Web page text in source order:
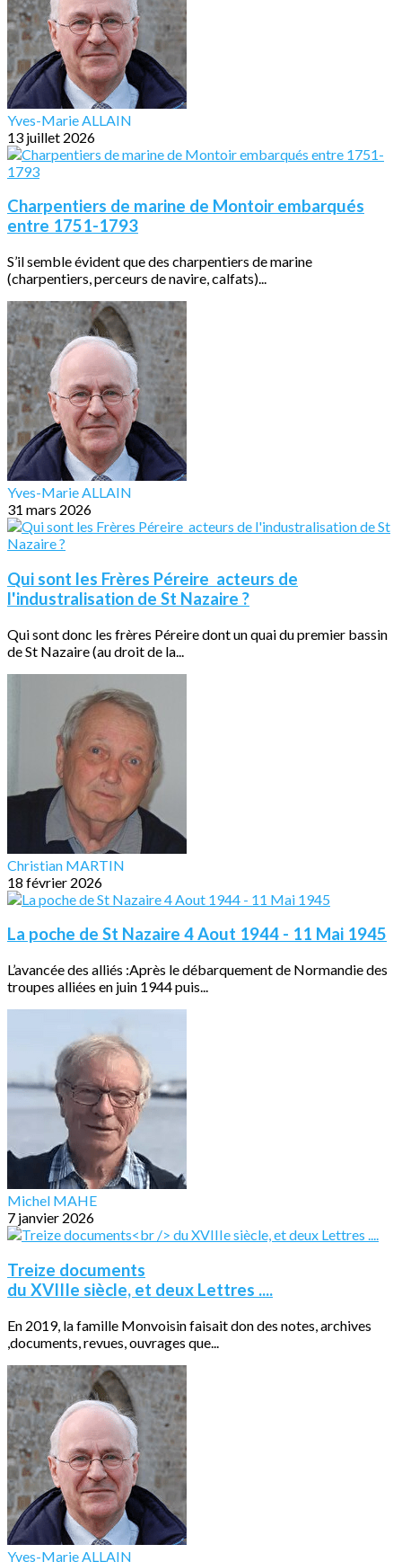
Yves-Marie ALLAIN
13 juillet 2026
Charpentiers de marine de Montoir embarqués
entre 1751-1793
S’il semble évident que des charpentiers de marine
(charpentiers, perceurs de navire, calfats)...
Yves-Marie ALLAIN
31 mars 2026
Qui sont les Frères Péreire acteurs de
l'industralisation de St Nazaire ?
Qui sont donc les frères Péreire dont un quai du premier bassin
de St Nazaire (au droit de la...
Christian MARTIN
18 février 2026
La poche de St Nazaire 4 Aout 1944 - 11 Mai 1945
L’avancée des alliés :Après le débarquement de Normandie des
troupes alliées en juin 1944 puis...
Michel MAHE
7 janvier 2026
Treize documents
du XVIIIe siècle, et deux Lettres ....
En 2019, la famille Monvoisin faisait don des notes, archives
,documents, revues, ouvrages que...
Yves-Marie ALLAIN